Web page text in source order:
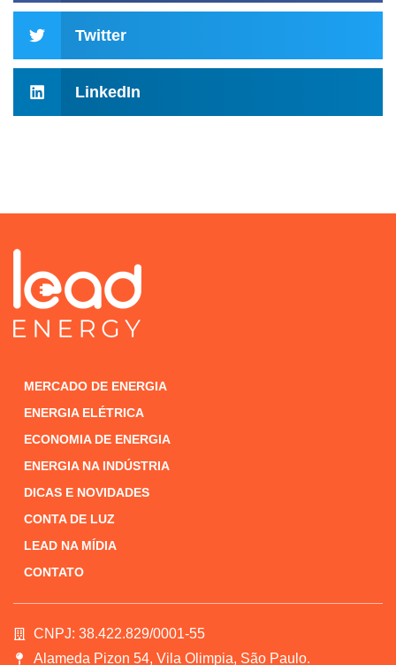
Twitter
LinkedIn
MERCADO DE ENERGIA
ENERGIA ELÉTRICA
ECONOMIA DE ENERGIA
ENERGIA NA INDÚSTRIA
DICAS E NOVIDADES
CONTA DE LUZ
LEAD NA MÍDIA
CONTATO
CNPJ: 38.422.829/0001-55
Alameda Pizon 54, Vila Olimpia, São Paulo.